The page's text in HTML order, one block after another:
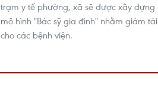
trạm y tế phường, xã sẽ được xây dựng
mô hình "Bác sỹ gia đình" nhằm giảm tải
cho các bệnh viện.